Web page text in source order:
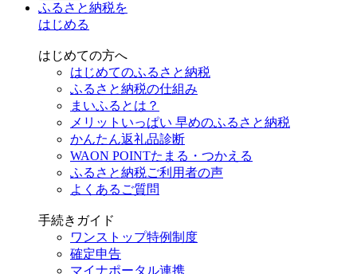
ふるさと納税を
はじめる
はじめての方へ
はじめてのふるさと納税
ふるさと納税の仕組み
まいふるとは？
メリットいっぱい 早めのふるさと納税
かんたん返礼品診断
WAON POINTたまる・つかえる
ふるさと納税ご利用者の声
よくあるご質問
手続きガイド
ワンストップ特例制度
確定申告
マイナポータル連携